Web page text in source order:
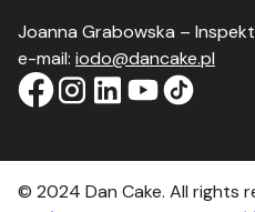
Joanna Grabowska –
e-mail: iodo@dancake.pl
© 2024 Dan Cake. All rights